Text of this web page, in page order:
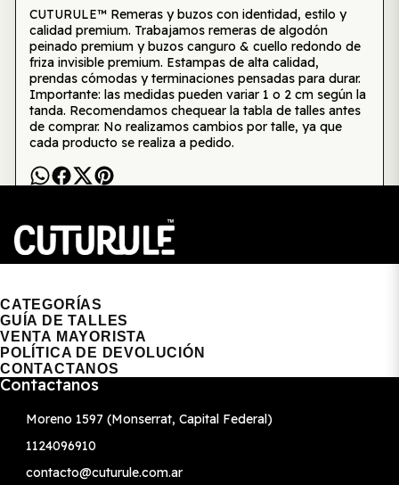
CUTURULE™ Remeras y buzos con identidad, estilo y
calidad premium. Trabajamos remeras de algodón
peinado premium y buzos canguro & cuello redondo de
friza invisible premium. Estampas de alta calidad,
prendas cómodas y terminaciones pensadas para durar.
Importante: las medidas pueden variar 1 o 2 cm según la
tanda. Recomendamos chequear la tabla de talles antes
de comprar. No realizamos cambios por talle, ya que
cada producto se realiza a pedido.
CATEGORÍAS
GUÍA DE TALLES
VENTA MAYORISTA
POLÍTICA DE DEVOLUCIÓN
CONTACTANOS
Contactanos
Moreno 1597 (Monserrat, Capital Federal)
1124096910
contacto@cuturule.com.ar